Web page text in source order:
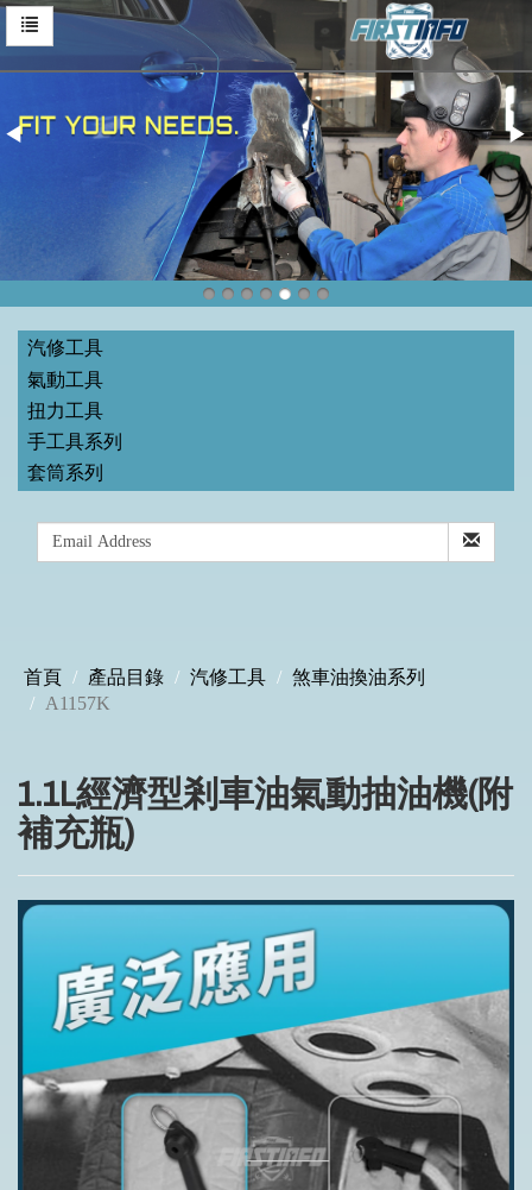
汽修工具
氣動工具
扭力工具
手工具系列
套筒系列
首頁 產品目錄 汽修工具
煞車油換油系列
A1157K
1.1L經濟型剎車油氣動抽油機(附
補充瓶)